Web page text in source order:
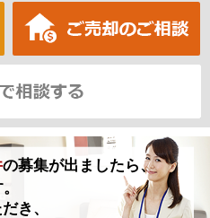
の募集が出ましたら、
き、